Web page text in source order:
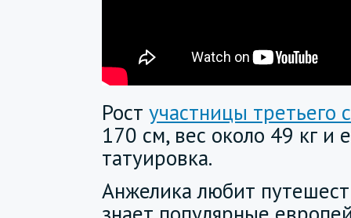
Рост участницы третьего
170 см, вес около 49 кг и
татуировка.
Анжелика любит